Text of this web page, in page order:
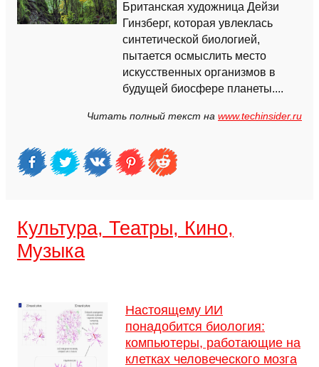
Британская художница Дейзи
Гинзберг, которая увлеклась
синтетической биологией,
пытается осмыслить место
искусственных организмов в
будущей биосфере планеты....
Читать полный текст на www.techinsider.ru
Культура, Театры, Кино,
Музыка
Настоящему ИИ
понадобится биология:
компьютеры, работающие на
клетках человеческого мозга